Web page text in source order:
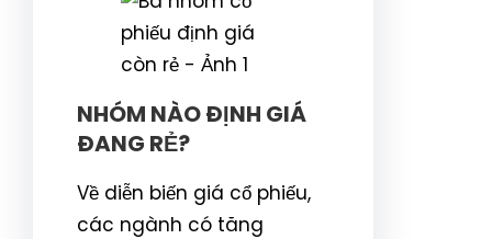
NHÓM NÀO ĐỊNH GIÁ
ĐANG RẺ?
Về diễn biến giá cổ phiếu,
các ngành có tăng